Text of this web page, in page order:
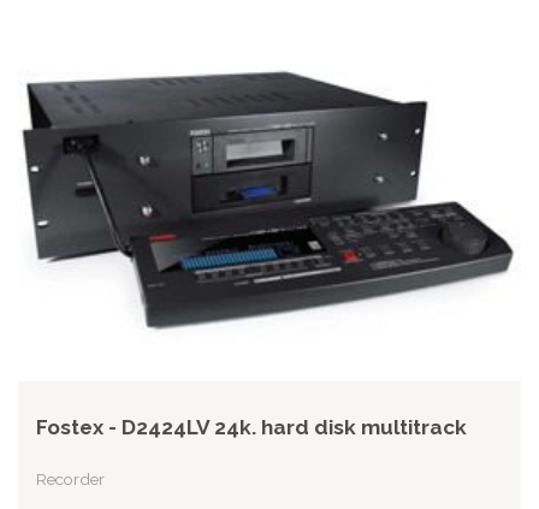
Fostex - D2424LV 24k. hard disk multitrack
Recorder